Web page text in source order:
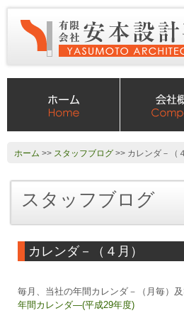
ホーム >> スタッフブログ >> カレンダ－（
スタッフブログ
カレンダ－（４月）
毎月、当社の年間カレンダ－（月毎）
年間カレンダ―(平成29年度)